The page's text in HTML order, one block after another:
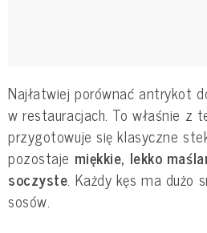
Najłatwiej porównać antrykot
w restauracjach. To właśnie z
przygotowuje się klasyczne
pozostaje miękkie, lekko
soczyste. Każdy kęs ma dużo
sosów.